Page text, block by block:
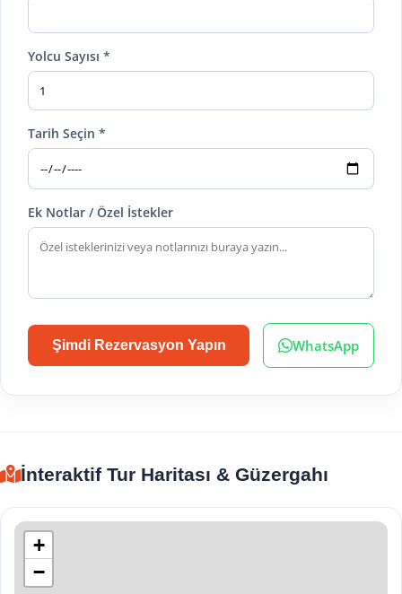
Yolcu Sayısı *
Tarih Seçin *
Ek Notlar / Özel İstekler
Şimdi Rezervasyon Yapın WhatsApp
İnteraktif Tur Haritası & Güzergahı
+
−